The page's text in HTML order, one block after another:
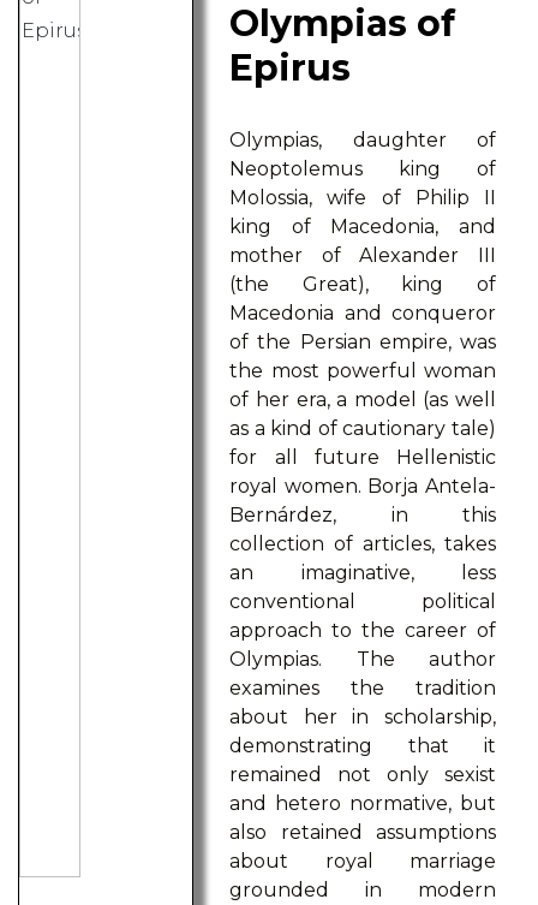
Olympias of
Epirus
Olympias, daughter of
Neoptolemus king of
Molossia, wife of Philip II
king of Macedonia, and
mother of Alexander III
(the Great), king of
Macedonia and conqueror
of the Persian empire, was
the most powerful woman
of her era, a model (as well
as a kind of cautionary tale)
for all future Hellenistic
royal women. Borja Antela-
Bernárdez, in this
collection of articles, takes
an imaginative, less
conventional political
approach to the career of
Olympias. The author
examines the tradition
about her in scholarship,
demonstrating that it
remained not only sexist
and hetero normative, but
also retained assumptions
about royal marriage
grounded in modern